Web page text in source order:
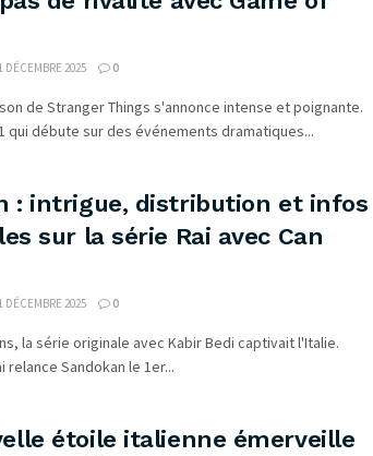
DÉCEMBRE 2025 0
de Stranger Things s'annonce intense et poignante.
qui débute sur des événements dramatiques...
: intrigue, distribution et infos
sur la série Rai avec Can
DÉCEMBRE 2025 0
la série originale avec Kabir Bedi captivait l'Italie.
relance Sandokan le 1er...
étoile italienne émerveille